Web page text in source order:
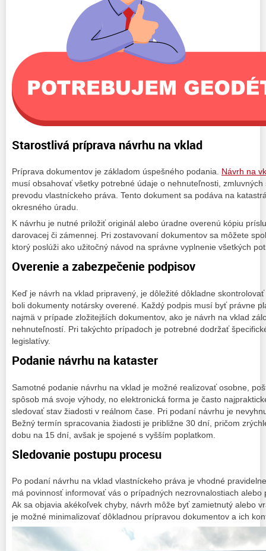
Starostlivá príprava návrhu na vklad
Príprava dokumentov je základom úspešného podania. Návrh na
musí obsahovať všetky potrebné údaje o nehnuteľnosti,
prevodu vlastníckeho práva. Tento dokument sa podáva na
okresného úradu.
K návrhu je nutné priložiť originál alebo úradne overenú kópiu
darovacej či zámennej. Pri zostavovaní dokumentov sa môžete
ktorý poslúži ako užitočný návod na správne vyplnenie všetkých
Overenie a zabezpečenie podpisov
Keď je návrh na vklad pripravený, je dôležité dôkladne
boli dokumenty notársky overené. Každý podpis musí byť právne
najmä v prípade zložitejších dokumentov, ako je návrh na vklad
nehnuteľností. Pri takýchto prípadoch je potrebné dodržať
legislatívy.
Podanie návrhu na kataster
Samotné podanie návrhu na vklad je možné realizovať osobne,
spôsob má svoje výhody, no elektronická forma je často
sledovať stav žiadosti v reálnom čase. Pri podaní návrhu je
Bežný termín spracovania žiadosti je približne 30 dní, pričom
dobu na 15 dní, avšak je spojené s vyšším poplatkom.
Sledovanie postupu procesu
Po podaní návrhu na vklad vlastníckeho práva je vhodné
má povinnosť informovať vás o prípadných nezrovnalostiach alebo
Ak sa objavia akékoľvek chyby, návrh môže byť zamietnutý alebo
je možné minimalizovať dôkladnou prípravou dokumentov a ich